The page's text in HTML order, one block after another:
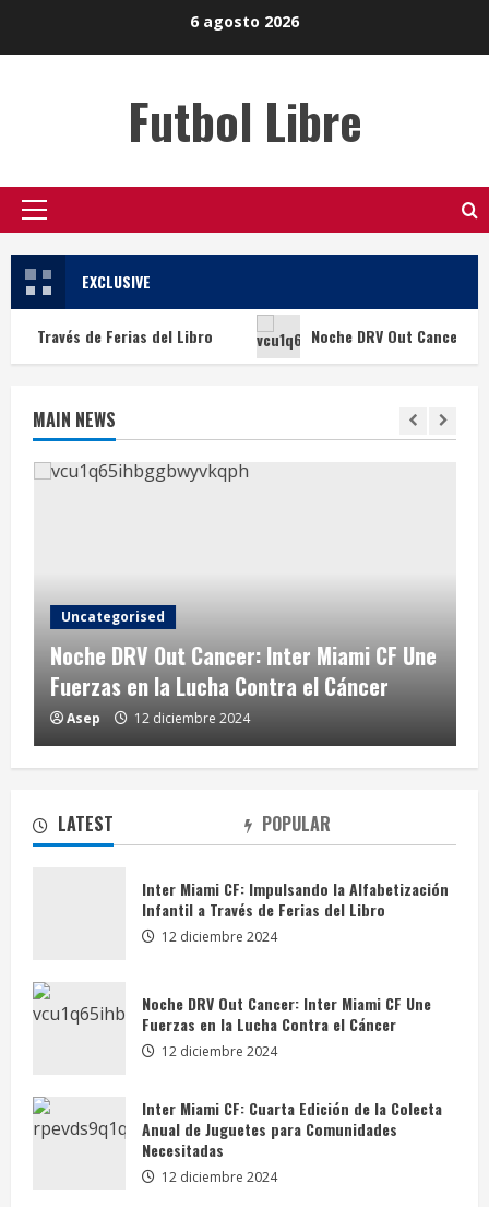
6 agosto 2026
Futbol Libre
Primary
EXCLUSIVE
de Ferias del Libro Noche DRV Out Cancer: Inter
MAIN NEWS
Uncategorised
Noche DRV Out Cancer: Inter Miami CF Une
Fuerzas en la Lucha Contra el Cáncer
Asep 12 diciembre 2024
2
Anual de Juguetes para Comunidades
Necesitadas
12 diciembre 2024
el Programa Pub Partner en Florida
12 diciembre 2024
Un Paso Hacia la Conservación Oceánica y la
Moda Sostenible
12 diciembre 2024
LATEST POPULAR
Inter Miami CF: Impulsando la Alfabetización
Infantil a Través de Ferias del Libro
12 diciembre 2024
Noche DRV Out Cancer: Inter Miami CF Une
Fuerzas en la Lucha Contra el Cáncer
12 diciembre 2024
Inter Miami CF: Cuarta Edición de la Colecta
Anual de Juguetes para Comunidades
Necesitadas
12 diciembre 2024